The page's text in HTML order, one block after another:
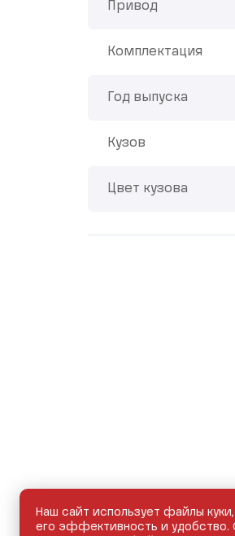
Привод
Комплектация
Год выпуска
Кузов
Цвет кузова
Наш сайт использует файлы
его эффективность и удобство.